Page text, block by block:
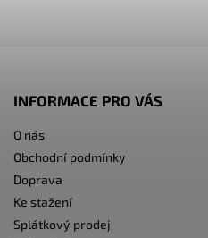
INFORMACE PRO VÁS
O nás
Obchodní podmínky
Doprava
Ke stažení
Splátkový prodej